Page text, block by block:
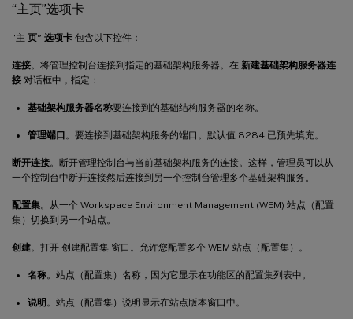
“主页”选项卡
“主 页” 选项卡 包含以下控件：
连接。将管理控制台连接到指定的基础架构服务器。在 新建基础架构服务器连
接 对话框中，指定：
基础架构服务器名称要连接到的基础结构服务器的名称。
管理端口 。要连接到基础架构服务的端口。默认值 8284 已预先填充。
断开连接。断开管理控制台与当前基础架构服务的连接。这样，管理员可以从
一个控制台中断开连接然后连接到另一个控制台管理多个基础架构服务。
配置集。从一个 Workspace Environment Management (WEM) 站点（配置
集）切换到另一个站点。
创建。打开 创建配置集 窗口。允许您配置多个 WEM 站点（配置集）。
名称。站点（配置集）名称，因为它显示在功能区的配置集列表中。
说明 。站点（配置集）说明显示在站点版本窗口中。